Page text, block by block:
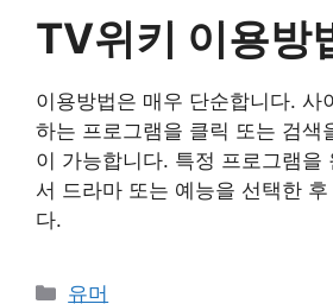
TV위키 이용방
이용방법은 매우 단순합니다. 사
하는 프로그램을 클릭 또는 검색
이 가능합니다. 특정 프로그램을
서 드라마 또는 예능을 선택한
다.
Categories
유머